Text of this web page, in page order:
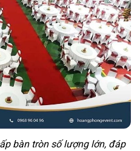
bàn tròn số lượng lớn, đáp